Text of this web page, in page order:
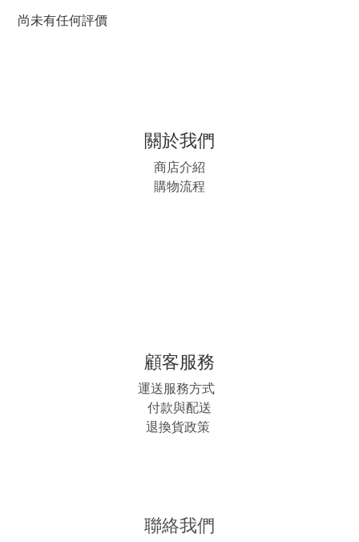
尚未有任何評價
關於我們
商店介紹
購物流程
顧客服務
運送服務方式
付款與配送
退換貨政策
聯絡我們